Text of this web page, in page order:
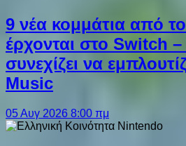
9 νέα κομμάτια από
έρχονται στο Switch
συνεχίζει να
Music
05 Αυγ 2026 8:00 πμ